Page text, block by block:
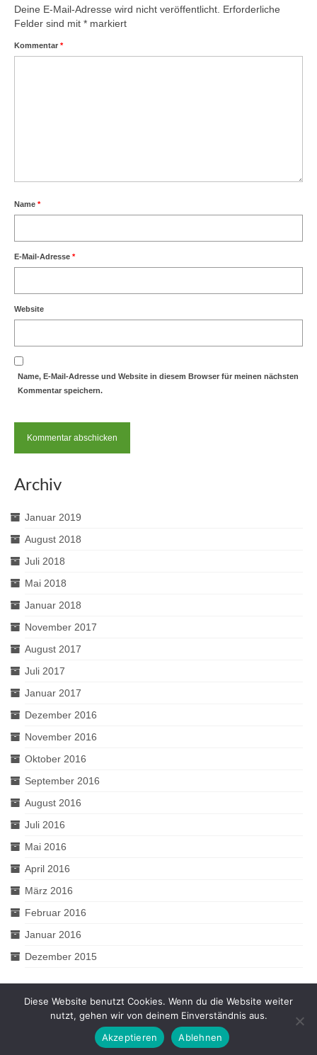
Deine E-Mail-Adresse wird nicht veröffentlicht. Erforderliche
Felder sind mit * markiert
Kommentar *
Name *
E-Mail-Adresse *
Website
Name, E-Mail-Adresse und Website in diesem Browser für meinen nächsten
Kommentar speichern.
Archiv
Januar 2019
August 2018
Juli 2018
Mai 2018
Januar 2018
November 2017
August 2017
Juli 2017
Januar 2017
Dezember 2016
November 2016
Oktober 2016
September 2016
August 2016
Juli 2016
Mai 2016
April 2016
März 2016
Februar 2016
Januar 2016
Dezember 2015
© 2026 2muve - WordPress Theme by Kadence WP
Diese Website benutzt Cookies. Wenn du die Website weiter
nutzt, gehen wir von deinem Einverständnis aus.
Akzeptieren
Ablehnen